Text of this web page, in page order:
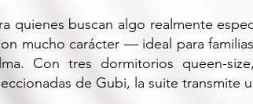
quienes buscan algo realmente
mucho carácter — ideal para
Con tres dormitorios queen-
de Gubi, la suite transmite